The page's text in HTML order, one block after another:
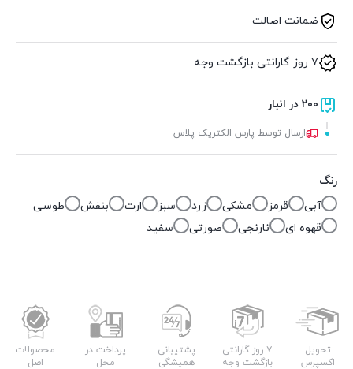
ضمانت اصالت
۷ روز گارانتی بازگشت وجه
۲۰۰ در انبار
ارسال توسط پارس الکتریک پلاس
رنگ
آبی
قرمز مشکی زرد سبز ارت بنفش
طوسی
قهوه ای
نارنجی صورتی سفید
تحویل
اکسپرس
۷ روز گارانتی
بازگشت وجه
پشتیبانی
همیشگی
پرداخت در
محل
محصولات
اصل